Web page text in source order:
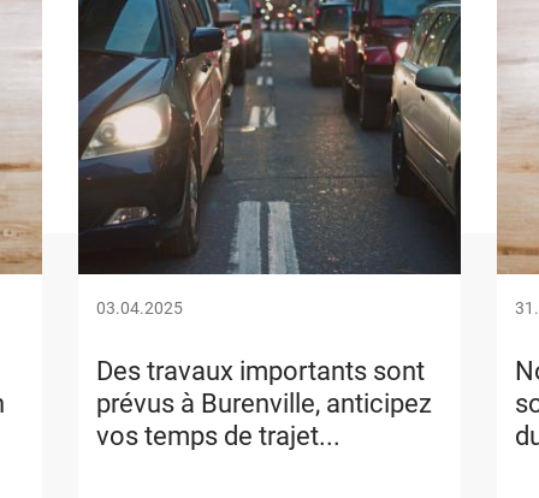
03.04.2025
Des travaux importants sont
prévus à Burenville, anticipez
vos temps de trajet...